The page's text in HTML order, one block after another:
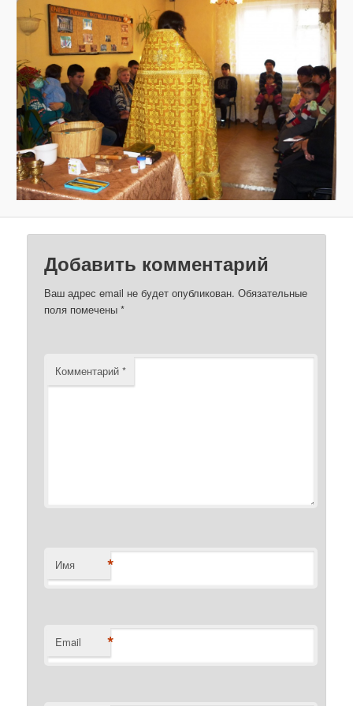
з
о
б
р
а
ж
е
н
и
я
м
Добавить комментарий
Ваш адрес email не будет опубликован. Обязательные
поля помечены*
Комментарий*
Имя *
Email *